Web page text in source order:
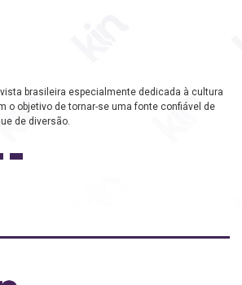
brasileira especialmente dedicada à cultura
o objetivo de tornar-se uma fonte confiável de
de diversão.